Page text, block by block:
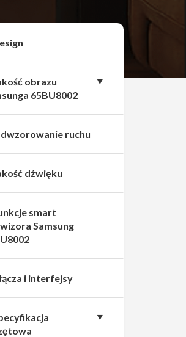
Udostępnij
obrazu
65BU8002
ruchu
dźwięku
smart
Samsung
i interfejsy